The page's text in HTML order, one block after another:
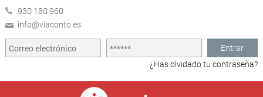
930 180 960
info@viaconto.es
Entrar
¿Has olvidado tu contraseña?